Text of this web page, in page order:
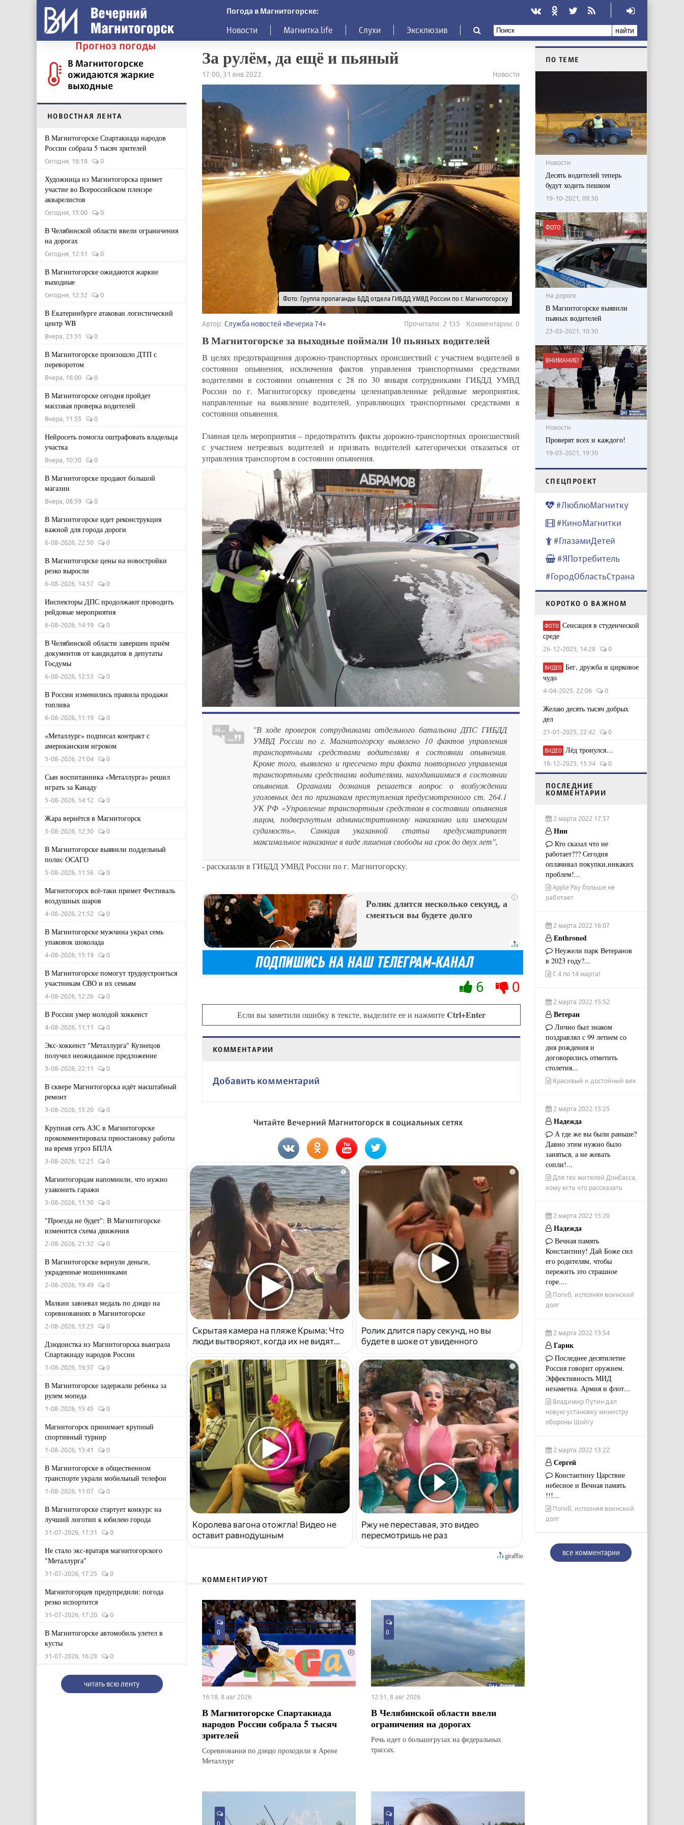
Погода в Магнитогорске:
Новости Магнитка.life Слухи Эксклюзив найти
Прогноз погоды
В Магнитогорске
ожидаются жаркие
выходные
НОВОСТНАЯ ЛЕНТА
В Магнитогорске Спартакиада народов
России собрала 5 тысяч зрителей
Сегодня, 16:18 0
Художница из Магнитогорска примет
участие во Всероссийском пленэре
акварелистов
Сегодня, 15:00 0
В Челябинской области ввели ограничения
на дорогах
Сегодня, 12:51 0
В Магнитогорске ожидаются жаркие
выходные
Сегодня, 12:32 0
В Екатеринбурге атакован логистический
центр WB
Вчера, 23:31 0
В Магнитогорске произошло ДТП с
переворотом
Вчера, 16:00 0
В Магнитогорске сегодня пройдет
массовая проверка водителей
Вчера, 11:55 0
Нейросеть помогла оштрафовать владельца
участка
Вчера, 10:30 0
В Магнитогорске продают большой
магазин
Вчера, 08:59 0
В Магнитогорске идет реконструкция
важной для города дороги
6-08-2026, 22:50 0
В Магнитогорске цены на новостройки
резко выросли
6-08-2026, 14:57 0
Инспекторы ДПС продолжают проводить
рейдовые мероприятия
6-08-2026, 14:19 0
В Челябинской области завершен приём
документов от кандидатов в депутаты
Госдумы
6-08-2026, 12:53 0
В России изменились правила продажи
топлива
6-08-2026, 11:19 0
«Металлург» подписал контракт с
американским игроком
5-08-2026, 21:04 0
Сын воспитанника «Металлурга» решил
играть за Канаду
5-08-2026, 14:12 0
Жара вернётся в Магнитогорск
5-08-2026, 12:30 0
В Магнитогорске выявили поддельный
полис ОСАГО
5-08-2026, 11:56 0
Магнитогорск всё-таки примет Фестиваль
воздушных шаров
4-08-2026, 21:52 0
В Магнитогорске мужчина украл семь
упаковок шоколада
4-08-2026, 15:19 0
В Магнитогорске помогут трудоустроиться
участникам СВО и их семьям
4-08-2026, 12:26 0
В России умер молодой хоккеист
4-08-2026, 11:11 0
Экс-хоккеист "Металлурга" Кузнецов
получил неожиданное предложение
3-08-2026, 22:11 0
В сквере Магнитогорска идёт масштабный
ремонт
3-08-2026, 15:20 0
Крупная сеть АЗС в Магнитогорске
прокомментировала приостановку работы
на время угроз БПЛА
3-08-2026, 12:21 0
Магнитогорцам напомнили, что нужно
узаконить гаражи
3-08-2026, 11:30 0
"Проезда не будет": В Магнитогорске
изменится схема движения
2-08-2026, 21:32 0
В Магнитогорске вернули деньги,
украденные мошенниками
2-08-2026, 19:49 0
Малкин завоевал медаль по дзюдо на
соревнованиях в Магнитогорске
2-08-2026, 15:23 0
Дзюдоистка из Магнитогорска выиграла
Спартакиаду народов России
1-08-2026, 19:57 0
В Магнитогорске задержали ребенка за
рулем мопеда
1-08-2026, 15:45 0
Магнитогорск принимает крупный
спортивный турнир
1-08-2026, 13:41 0
В Магнитогорске в общественном
транспорте украли мобильный телефон
1-08-2026, 11:07 0
В Магнитогорске стартует конкурс на
лучший логотип к юбилею города
31-07-2026, 17:31 0
Не стало экс-вратаря магнитогорского
"Металлурга"
31-07-2026, 17:25 0
Магнитогорцев предупредили: погода
резко испортится
31-07-2026, 17:20 0
В Магнитогорске автомобиль улетел в
кусты
31-07-2026, 16:28 0
читать всю ленту
За рулём, да ещё и пьяный
17:00, 31 янв 2022 Новости
Фото: Группа пропаганды БДД отдела ГИБДД УМВД России по г. Магнитогорску
Автор: Служба новостей «Вечерка 74» Прочитали: 2 135 Комментарии: 0
В Магнитогорске за выходные поймали 10 пьяных водителей
В целях предотвращения дорожно-транспортных происшествий с участием водителей в
состоянии опьянения, исключения фактов управления транспортными средствами
водителями в состоянии опьянения с 28 по 30 января сотрудниками ГИБДД УМВД
России по г. Магнитогорску проведены целенаправленные рейдовые мероприятия,
направленные на выявление водителей, управляющих транспортными средствами в
состоянии опьянения.
Главная цель мероприятия – предотвратить факты дорожно-транспортных происшествий
с участием нетрезвых водителей и призвать водителей категорически отказаться от
управления транспортом в состоянии опьянения.
"В ходе проверок сотрудниками отдельного батальона ДПС ГИБДД
УМВД России по г. Магнитогорску выявлено 10 фактов управления
транспортными средствами водителями в состоянии опьянения.
Кроме того, выявлено и пресечено три факта повторного управления
транспортными средствами водителями, находившимися в состоянии
опьянения. Органами дознания решается вопрос о возбуждении
уголовных дел по признакам преступления предусмотренного ст. 264.1
УК РФ «Управление транспортным средством в состоянии опьянения
лицом, подвергнутым административному наказанию или имеющим
судимость». Санкция указанной статьи предусматривает
максимальное наказание в виде лишения свободы на срок до двух лет",
- рассказали в ГИБДД УМВД России по г. Магнитогорску.
i
Ролик длится несколько секунд, а
смеяться вы будете долго
6 0
Если вы заметили ошибку в тексте, выделите ее и нажмитеCtrl+Enter
КОММЕНТАРИИ
Добавить комментарий
Читайте Вечерний Магнитогорск в социальных сетях
i
Скрытая камера на пляже Крыма: Что
люди вытворяют, когда их не видят...
i
Ролик длится пару секунд, но вы
будете в шоке от увиденного
i
Королева вагона отожгла! Видео не
оставит равнодушным
i
Ржу не переставая, это видео
пересмотришь не раз
КОММЕНТИРУЮТ
0
16:18, 8 авг 2026
В Магнитогорске Спартакиада
народов России собрала 5 тысяч
зрителей
Соревнования по дзюдо проходили в Арене
Металлург
0
12:51, 8 авг 2026
В Челябинской области ввели
ограничения на дорогах
Речь идет о большегрузах на федеральных
трассах.
ПО ТЕМЕ
Новости
Десять водителей теперь
будут ходить пешком
19-10-2021, 09:30
ФОТО
На дороге
В Магнитогорске выявили
пьяных водителей
23-03-2021, 10:30
ВНИМАНИЕ!
Новости
Проверят всех и каждого!
19-03-2021, 19:30
CПЕЦПРОЕКТ
#ЛюблюМагнитку
#КиноМагнитки
#ГлазамиДетей
#ЯПотребитель
#ГородОбластьСтрана
КОРОТКО О ВАЖНОМ
ФОТО Сенсация в студенческой
среде
26-12-2025, 14:28 0
ВИДЕО Бег, дружба и цирковое
чудо
4-04-2025, 22:06 0
Желаю десять тысяч добрых
дел
21-01-2025, 22:42 0
ВИДЕО Лёд тронулся…
18-12-2023, 15:34 0
ПОСЛЕДНИЕ
КОММЕНТАРИИ
2 марта 2022 17:57
Ннн
Кто сказал что не
работает??? Сегодня
оплачивал покупки,никаких
проблем!...
Apple Pay больше не
работает
2 марта 2022 16:07
Enthroned
Неужели парк Ветеранов
в 2023 году?...
С 4 по 14 марта!
2 марта 2022 15:52
Ветеран
Лично был знаком
поздравлял с 99 летием со
дня рождения и
договорились отметить
столетия...
Красивый и достойный век
2 марта 2022 15:25
Надежда
А где же вы были раньше?
Давно этим нужно было
заняться, а не жевать
сопли!...
Для тех жителей Донбасса,
кому есть что рассказать
2 марта 2022 15:20
Надежда
Вечная память
Константину! Дай Боже сил
его родителям, чтобы
пережить это страшное
горе....
Погиб, исполняя воинский
долг
2 марта 2022 13:54
Гарик
Последнее десятилетие
Россия говорит оружием.
Эффективность МИД
незаметна. Армия и флот...
Владимир Путин дал
новую установку министру
обороны Шойгу
2 марта 2022 13:22
Сергей
Константину Царствие
небесное и Вечная память
!!!...
Погиб, исполняя воинский
долг
все комментарии